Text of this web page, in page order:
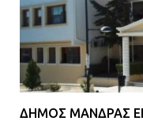
ΔΗΜΟΣ ΜΑΝΔΡΑΣ